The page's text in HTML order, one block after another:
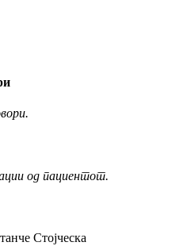
од пациентот.
Стојческа